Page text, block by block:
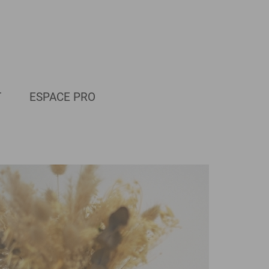
ESPACE PRO